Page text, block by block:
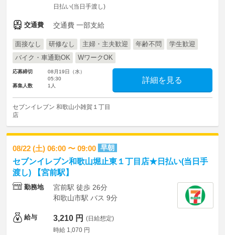
日払い(当日手渡し)
交通費 交通費 一部支給
面接なし 研修なし 主婦・主夫歓迎 年齢不問
学生歓迎
バイク・車通勤OK
WワークOK
応募締切
08月19日（水）
05:30
募集人数
1人
詳細を見る
セブンイレブン 和歌山小雑賀１丁目
店
08/22 (土) 06:00 〜 09:00 早朝
セブンイレブン和歌山堀止東１丁目店★日払い(当日手
渡し) 【宮前駅】
勤務地
宮前駅 徒歩 26分
和歌山市駅 バス 9分
給与 3,210 円 (日給想定)
時給 1,070 円